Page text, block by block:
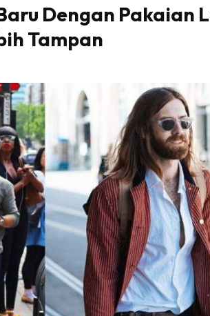
Dengan Pakaian
Tampan